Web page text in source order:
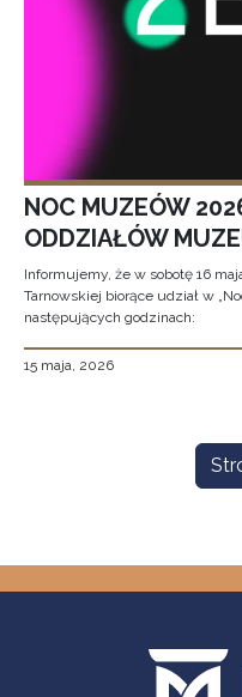
NOC MUZEÓW
ODDZIAŁÓW
Informujemy, że w sobotę 16
Tarnowskiej biorące udział w
następujących godzinach:
15 maja, 2026